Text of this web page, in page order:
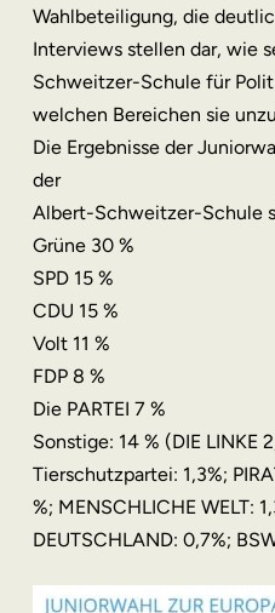
Wahlbeteiligung, die
Interviews stellen dar, wie
Schweitzer-Schule für
welchen Bereichen sie
Die Ergebnisse der
der
Albert-Schweitzer-Schule
Grüne 30 %
SPD 15 %
CDU 15 %
Volt 11 %
FDP 8 %
Die PARTEI 7 %
Sonstige: 14 % (DIE LINKE
Tierschutzpartei: 1,3%;
%; MENSCHLICHE WELT:
DEUTSCHLAND: 0,7%;